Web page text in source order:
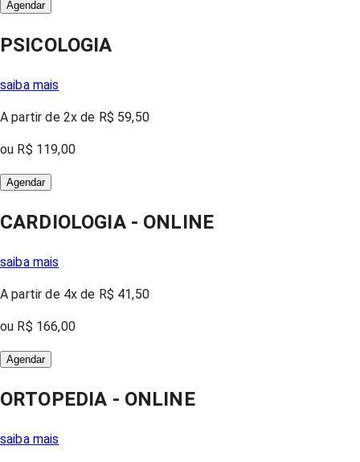
Agendar
PSICOLOGIA
saiba mais
A partir de 2x de R$ 59,50
ou R$ 119,00
Agendar
CARDIOLOGIA - ONLINE
saiba mais
A partir de 4x de R$ 41,50
ou R$ 166,00
Agendar
ORTOPEDIA - ONLINE
saiba mais